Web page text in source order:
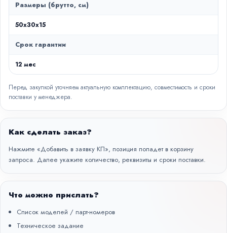
Размеры (брутто, см)
50x30x15
Срок гарантии
12 мес
Перед закупкой уточняем актуальную комплектацию, совместимость и сроки
поставки у менеджера.
Как сделать заказ?
Нажмите «Добавить в заявку КП», позиция попадет в корзину
запроса. Далее укажите количество, реквизиты и сроки поставки.
Что можно прислать?
Список моделей / парт-номеров
Техническое задание